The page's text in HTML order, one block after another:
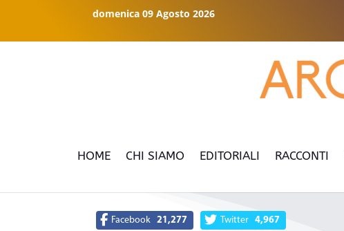
domenica 09 Agosto 2026
HOME CHI SIAMO EDITORIALI RACCONTI
Facebook 21,277 Twitter 4,967